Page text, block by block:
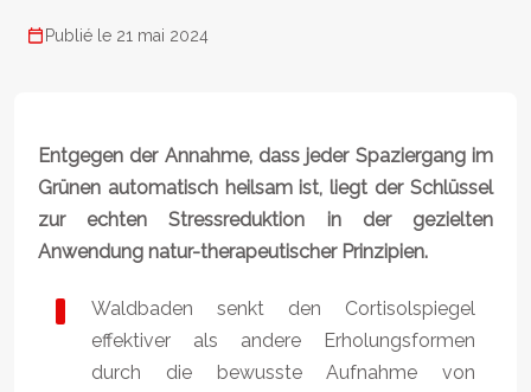
Publié le 21 mai 2024
Entgegen der Annahme, dass jeder Spaziergang im
Grünen automatisch heilsam ist, liegt der Schlüssel
zur echten Stressreduktion in der gezielten
Anwendung natur-therapeutischer Prinzipien.
Waldbaden senkt den Cortisolspiegel
effektiver als andere Erholungsformen
durch die bewusste Aufnahme von